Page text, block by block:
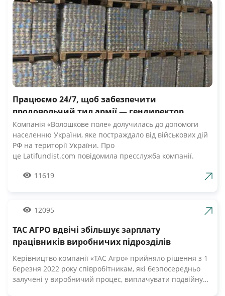
Працюємо 24/7, щоб забезпечити
продовольчий тил армії — гендиректор
компанії Волошкове поле
Компанія «Волошкове поле» долучилась до допомоги
населенню України, яке постраждало від військових дій
РФ на території України. Про
це Latifundist.com повідомила пресслужба компанії.
Вже шосту добу наші Збройні Сили героїчно стримують
армії», — зазначив Андрій Табалов, генеральний
Компанія «Волошкове поле» вже відправила понад 10 т
молока для забезпечення біженців та тероборони в
можливість безкоштовно отримати пастеризоване
молоко з бочки за адресами, вказаними на офіційній
сторінці компанії у Facebook. «Первомайський МКК»
11619
12095
ТАС АГРО вдвічі збільшує зарплату
працівників виробничих підрозділів
Керівництво компанії «ТАС Агро» прийняло рішення з 1
березня 2022 року співробітникам, які безпосередньо
залучені у виробничий процес, виплачувати подвійну